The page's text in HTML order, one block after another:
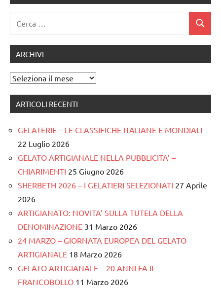
Cerca
ARCHIVI
Archivi
ARTICOLI RECENTI
GELATERIE – LE CLASSIFICHE ITALIANE E MONDIALI
22 Luglio 2026
GELATO ARTIGIANALE NELLA PUBBLICITA’ –
CHIARIMENTI 25 Giugno 2026
SHERBETH 2026 – I GELATIERI SELEZIONATI 27 Aprile
2026
ARTIGIANATO: NOVITA’ SULLA TUTELA DELLA
DENOMINAZIONE 31 Marzo 2026
24 MARZO – GIORNATA EUROPEA DEL GELATO
ARTIGIANALE 18 Marzo 2026
GELATO ARTIGIANALE – 20 ANNI FA IL
FRANCOBOLLO 11 Marzo 2026